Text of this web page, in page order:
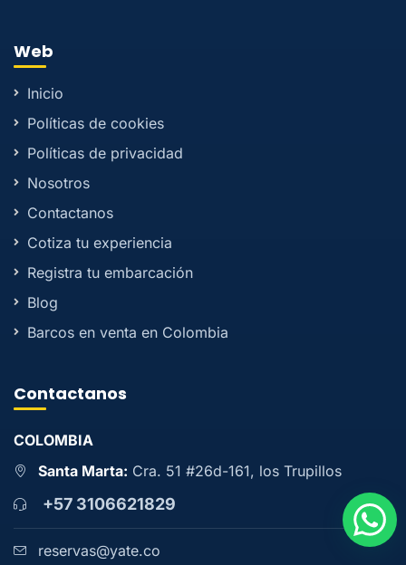
Web
Inicio
Políticas de cookies
Políticas de privacidad
Nosotros
Contactanos
Cotiza tu experiencia
Registra tu embarcación
Blog
Barcos en venta en Colombia
Contactanos
COLOMBIA
Santa Marta: Cra. 51 #26d-161, los Trupillos
+57 3106621829
reservas@yate.co